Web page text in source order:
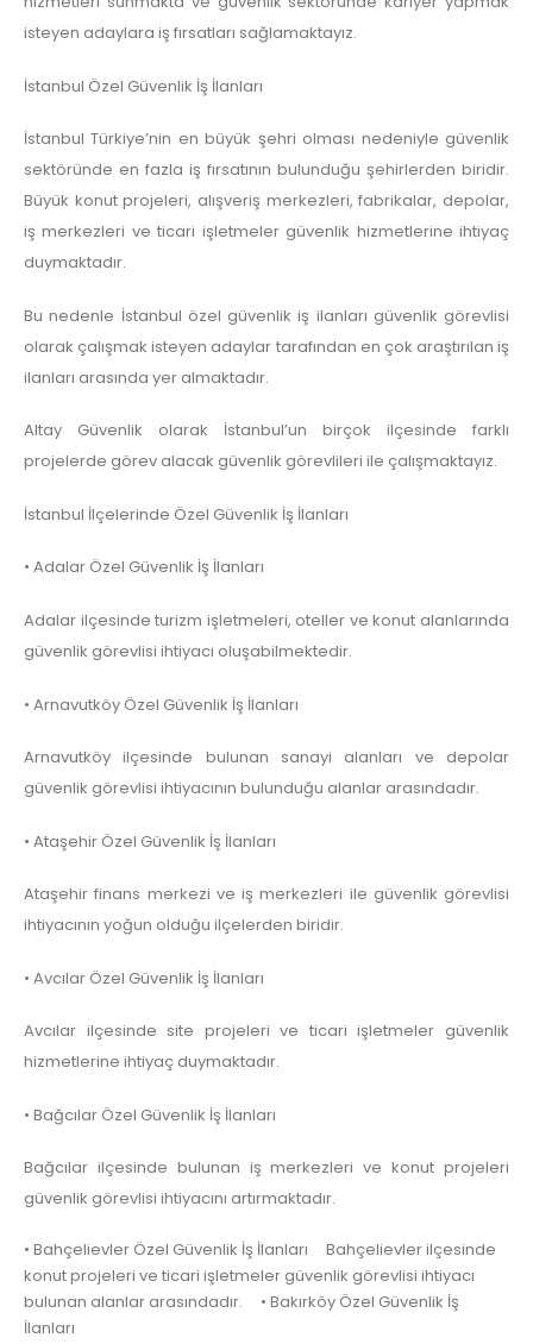
isteyen adaylara iş fırsatları sağlamaktayız.
İstanbul Özel Güvenlik İş İlanları
İstanbul Türkiye’nin en büyük şehri olması nedeniyle güvenlik
sektöründe en fazla iş fırsatının bulunduğu şehirlerden biridir.
Büyük konut projeleri, alışveriş merkezleri, fabrikalar, depolar,
iş merkezleri ve ticari işletmeler güvenlik hizmetlerine ihtiyaç
duymaktadır.
Bu nedenle İstanbul özel güvenlik iş ilanları güvenlik görevlisi
olarak çalışmak isteyen adaylar tarafından en çok araştırılan iş
ilanları arasında yer almaktadır.
Altay Güvenlik olarak İstanbul’un birçok ilçesinde farklı
projelerde görev alacak güvenlik görevlileri ile çalışmaktayız.
İstanbul İlçelerinde Özel Güvenlik İş İlanları
• Adalar Özel Güvenlik İş İlanları
Adalar ilçesinde turizm işletmeleri, oteller ve konut alanlarında
güvenlik görevlisi ihtiyacı oluşabilmektedir.
• Arnavutköy Özel Güvenlik İş İlanları
Arnavutköy ilçesinde bulunan sanayi alanları ve depolar
güvenlik görevlisi ihtiyacının bulunduğu alanlar arasındadır.
• Ataşehir Özel Güvenlik İş İlanları
Ataşehir finans merkezi ve iş merkezleri ile güvenlik görevlisi
ihtiyacının yoğun olduğu ilçelerden biridir.
• Avcılar Özel Güvenlik İş İlanları
Avcılar ilçesinde site projeleri ve ticari işletmeler güvenlik
hizmetlerine ihtiyaç duymaktadır.
• Bağcılar Özel Güvenlik İş İlanları
Bağcılar ilçesinde bulunan iş merkezleri ve konut projeleri
güvenlik görevlisi ihtiyacını artırmaktadır.
• Bahçelievler Özel Güvenlik İş İlanları Bahçelievler ilçesinde
konut projeleri ve ticari işletmeler güvenlik görevlisi ihtiyacı
bulunan alanlar arasındadır. • Bakırköy Özel Güvenlik İş
İlanları